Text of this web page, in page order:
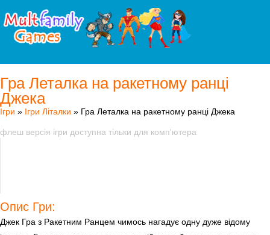
Гра Леталка на ракетному ранці
Джека
Ігри » Ігри Літалки » Гра Леталка на ракетному ранці Джека
флеш версія ігри доступна тільки для комп'ютера
Опис Гри:
Джек Гра з Ракетним Ранцем чимось нагадує одну дуже відому